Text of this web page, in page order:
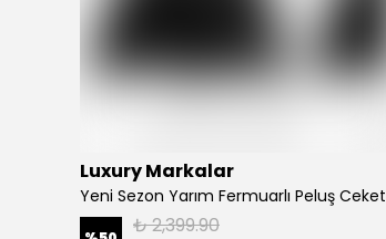
Luxury Markalar
Yeni Sezon Yarım Fermuarlı Peluş Ceket
₺ 2,399.90